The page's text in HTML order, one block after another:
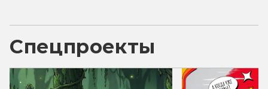
Спецпроекты